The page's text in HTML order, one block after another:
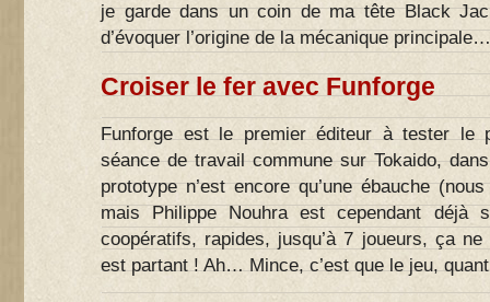
je garde dans un coin de ma tête Black
d’évoquer l’origine de la mécanique principale…
Croiser le fer avec Funforge
Funforge est le premier éditeur à tester le
séance de travail commune sur Tokaido,
prototype n’est encore qu’une ébauche
mais Philippe Nouhra est cependant déjà
coopératifs, rapides, jusqu’à 7 joueurs, ça
est partant ! Ah… Mince, c’est que le jeu,